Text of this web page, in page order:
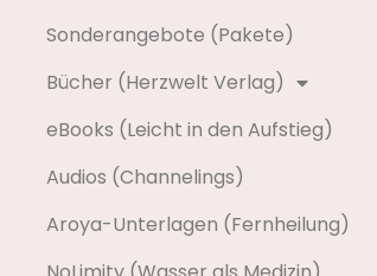
Sonderangebote (Pakete)
Bücher (Herzwelt Verlag)
eBooks (Leicht in den Aufstieg)
Audios (Channelings)
Aroya-Unterlagen (Fernheilung)